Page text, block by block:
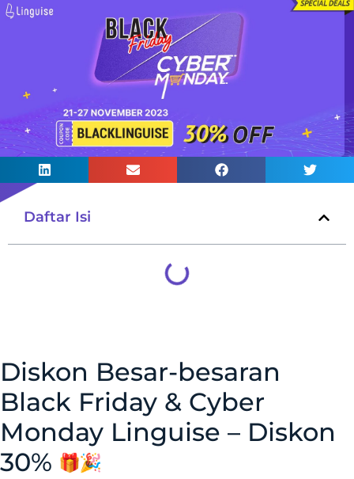
Daftar Isi
Diskon Besar-besaran
Black Friday & Cyber ​​
Monday Linguise – Diskon
30%